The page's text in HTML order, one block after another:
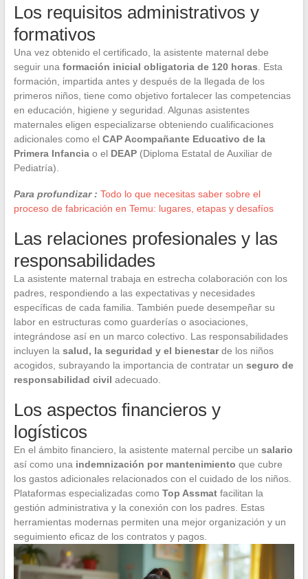
Los requisitos administrativos y
formativos
Una vez obtenido el certificado, la asistente maternal debe
seguir una formación inicial obligatoria de 120 horas . Esta
formación, impartida antes y después de la llegada de los
primeros niños, tiene como objetivo fortalecer las competencias
en educación, higiene y seguridad. Algunas asistentes
maternales eligen especializarse obteniendo cualificaciones
adicionales como el CAP Acompañante Educativo de la
Primera Infanciao el DEAP(Diploma Estatal de Auxiliar de
Pediatría).
Para profundizar : Todo lo que necesitas saber sobre el
proceso de fabricación en Temu: lugares, etapas y desafíos
Las relaciones profesionales y las
responsabilidades
La asistente maternal trabaja en estrecha colaboración con los
padres, respondiendo a las expectativas y necesidades
específicas de cada familia. También puede desempeñar su
labor en estructuras como guarderías o asociaciones,
integrándose así en un marco colectivo. Las responsabilidades
incluyen la salud, la seguridad y el bienestarde los niños
acogidos, subrayando la importancia de contratar un seguro de
responsabilidad civil adecuado.
Los aspectos financieros y
logísticos
En el ámbito financiero, la asistente maternal percibe un salario
así como una indemnización por mantenimiento que cubre
los gastos adicionales relacionados con el cuidado de los niños.
Plataformas especializadas como Top Assmatfacilitan la
gestión administrativa y la conexión con los padres. Estas
herramientas modernas permiten una mejor organización y un
seguimiento eficaz de los contratos y pagos.